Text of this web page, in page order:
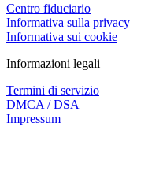
Centro fiduciario
Informativa sulla privacy
Informativa sui cookie
Informazioni legali
Termini di servizio
DMCA / DSA
Impressum